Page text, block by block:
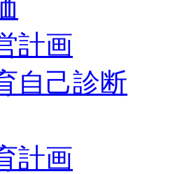
計画
自己診断
計画